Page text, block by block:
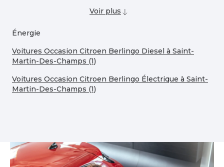
Voir plus
Énergie
Voitures Occasion Citroen Berlingo Diesel à Saint-
Martin-Des-Champs (1)
Voitures Occasion Citroen Berlingo Électrique à Saint-
Martin-Des-Champs (1)